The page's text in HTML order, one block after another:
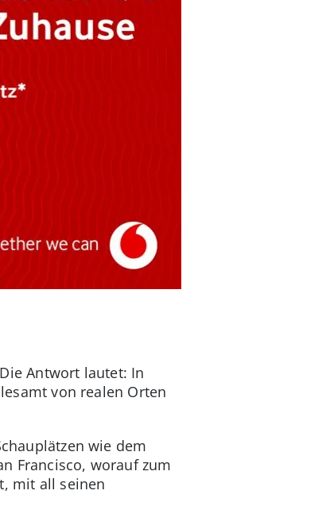
Antwort lautet: In
von realen Orten
wie dem
Francisco, worauf zum
mit all seinen